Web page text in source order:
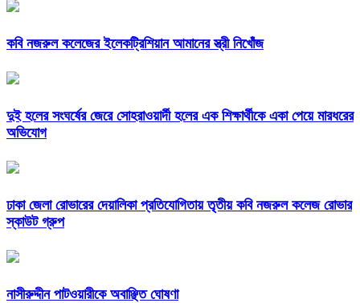
কবি নজরুল কলেজের ইলেকট্রিশিয়ান আমানের স্ত্রী নিখোঁজ
দুই হলের সংঘর্ষের জেরে সোহরাওয়ার্দী হলের এক শিক্ষার্থীকে একা পেয়ে মারধরের
অভিযোগ
ঢাকা জেলা রোভারের দেয়ালিকা প্রতিযোগিতায় তৃতীয় কবি নজরুল কলেজ রোভার
স্কাউট গ্রুপ
নাসীরুদ্দীন পাটওয়ারীকে অবাঞ্ছিত ঘোষণা